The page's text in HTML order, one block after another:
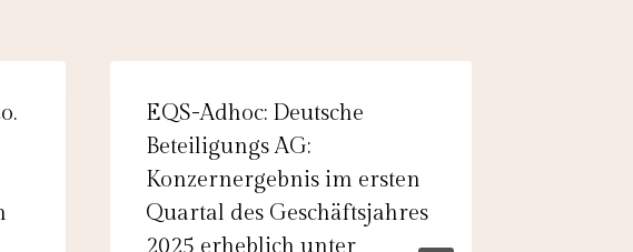
EQS-Adhoc: Deutsche
Beteiligungs AG:
Konzernergebnis im ersten
Quartal des Geschäftsjahres
2025 erheblich unter